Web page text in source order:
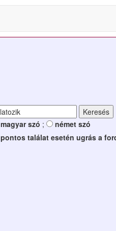
magyar szó ;
német szó
pontos találat esetén ugrás a